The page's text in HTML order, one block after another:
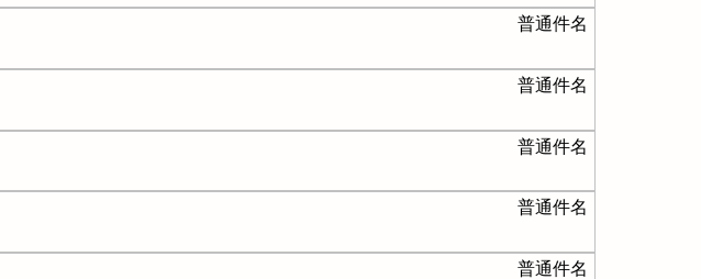
普通件名
普通件名
普通件名
普通件名
普通件名